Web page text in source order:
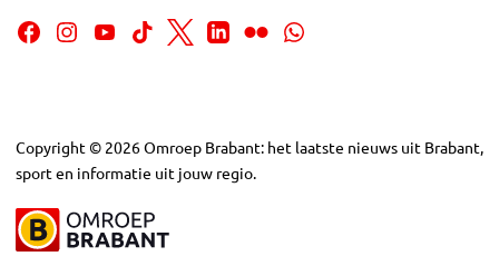
Copyright © 2026Omroep Brabant: het laatste nieuws uit Brabant,
sport en informatie uit jouw regio.